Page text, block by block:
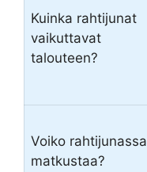
Kuinka rahtijunat
vaikuttavat
talouteen?
Voiko rahtijunassa
matkustaa?